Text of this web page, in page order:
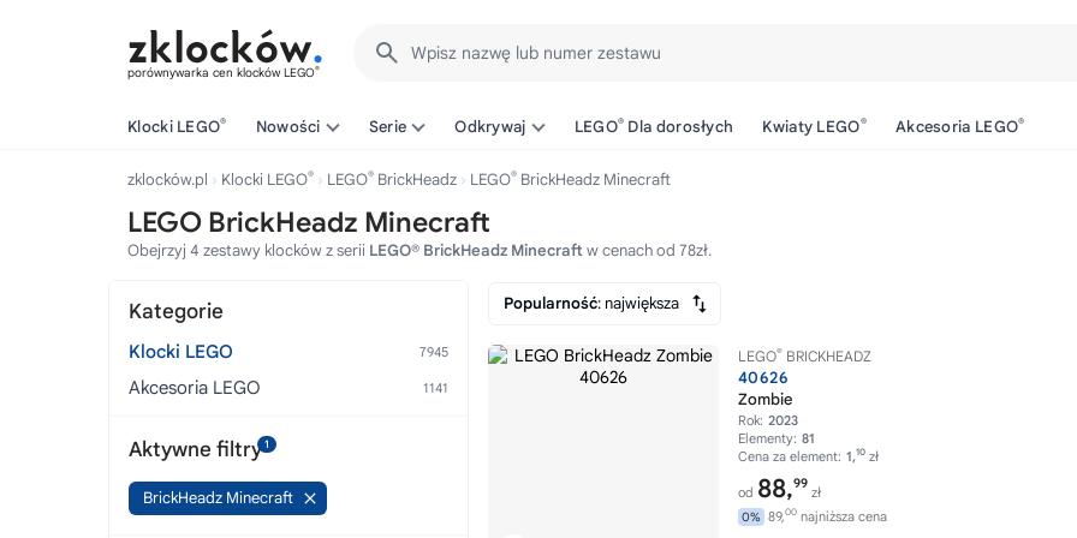
porównywarka cen klocków LEGO®
Wpisz nazwę lub numer zestawu
Klocki LEGO® Nowości Serie Odkrywaj LEGO® Dla dorosłych Kwiaty LEGO® Akcesoria LEGO®
zklocków.pl Klocki LEGO® LEGO® BrickHeadz LEGO® BrickHeadz Minecraft
LEGO BrickHeadz Minecraft
Obejrzyj 4 zestawy klocków z serii LEGO® BrickHeadz Minecraft w cenach od 78zł.
Popularność: największa
LEGO® BRICKHEADZ
40626
Zombie
Rok: 2023
Elementy: 81
Cena za element: 1,10 zł
od 88,99
zł
0% 89,00 najniższa cena
Kategorie
Klocki LEGO
Akcesoria LEGO
Aktywne filtry1
BrickHeadz Minecraft